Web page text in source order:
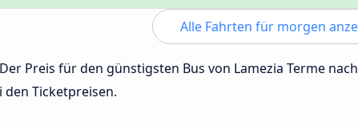
Alle Fahrten für morgen
Preis für den günstigsten Bus von Lamezia Terme
den Ticketpreisen.